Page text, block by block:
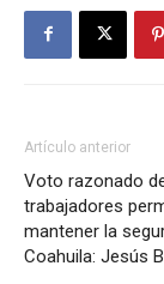
Artículo anterior
Voto razonado
trabajadores
mantener la
Coahuila: Jesús